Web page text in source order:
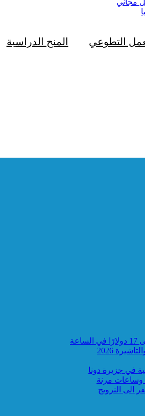
التطوعي المنح الدراسية
2026
في جزيرة دونا